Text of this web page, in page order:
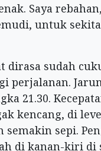
Saya
untuk
dirasa sudah
perjalanan.
21.30.
kencang, di
semakin sepi.
di kanan-kiri di